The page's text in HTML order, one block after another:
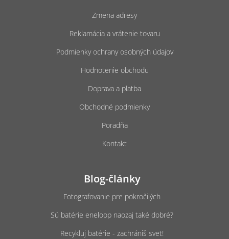
s
Zmena adresy
Reklamácia a vrátenie tovaru
Podmienky ochrany osobných údajov
Hodnotenie obchodu
Doprava a platba
Obchodné podmienky
Poradňa
Kontakt
Blog-články
Fotografovanie pre pokročilých
Sú batérie eneloop naozaj také dobré?
Recykluj batérie - zachrániš svet!